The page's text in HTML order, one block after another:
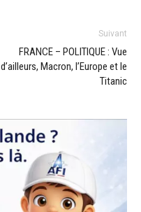
Suivant
FRANCE – POLITIQUE : Vue
d’ailleurs, Macron, l’Europe et le
Titanic